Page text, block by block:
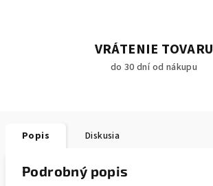
VRÁTENIE TOVARU
do 30 dní od nákupu
Popis Diskusia
Podrobný popis